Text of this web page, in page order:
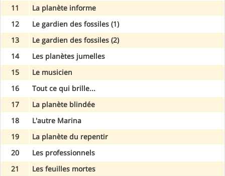
11
La planète informe
12
Le gardien des fossiles (1)
13
Le gardien des fossiles (2)
14
Les planètes jumelles
15
Le musicien
16
Tout ce qui brille...
17
La planète blindée
18
L'autre Marina
19
La planète du repentir
20
Les professionnels
21
Les feuilles mortes